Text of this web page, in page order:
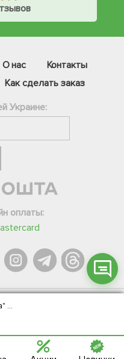
Редис "Калейдоскоп" ТМ "SeedEra" 2г
О нас
Контакты
Как сделать заказ
Украине:
оплаты:
Все права защищены
Інстаграм
Онлайн чат